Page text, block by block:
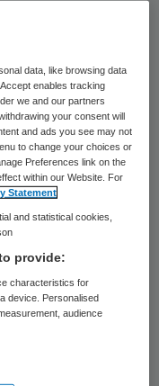
wordt
bijna 78.000
uit
van het
over
wilde
te
via de
aanvragen,
data, like browsing data
enables tracking
we and our partners
your consent will
and ads you see may not
to change your choices or
Preferences link on the
within our Website. For
Statement
and statistical cookies,
provide:
characteristics for
device. Personalised
audience